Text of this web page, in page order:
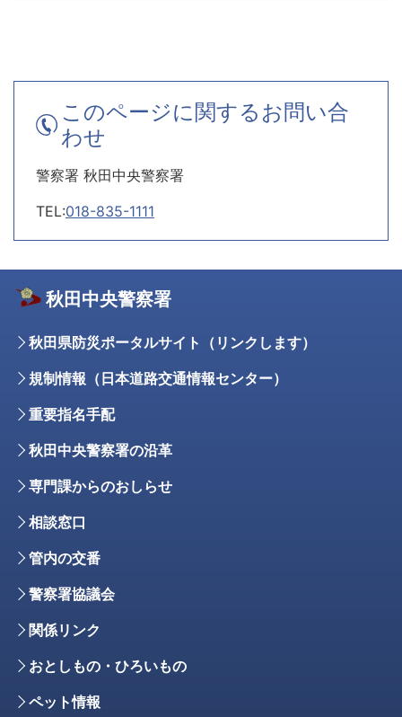
このページに関するお問い合
わせ
警察署 秋田中央警察署
TEL:018-835-1111
秋田中央警察署
秋田県防災ポータルサイト（リンクします）
規制情報（日本道路交通情報センター）
重要指名手配
秋田中央警察署の沿革
専門課からのおしらせ
相談窓口
管内の交番
警察署協議会
関係リンク
おとしもの・ひろいもの
ペット情報